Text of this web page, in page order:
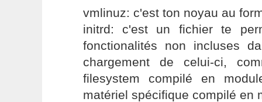
vmlinuz: c'est ton noyau au
initrd: c'est un fichier te
fonctionalités non incluses
chargement de celui-ci,
filesystem compilé en
matériel spécifique compilé en